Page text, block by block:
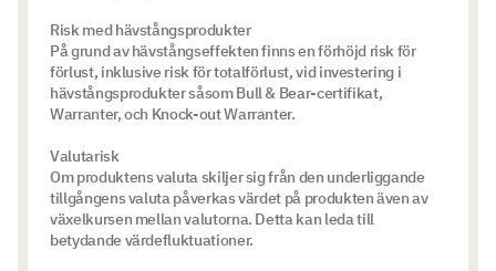
Risk med hävstångsprodukter
På grund av hävstångseffekten finns en förhöjd risk för
förlust, inklusive risk för totalförlust, vid investering i
hävstångsprodukter såsom Bull & Bear-certifikat,
Warranter, och Knock-out Warranter.
Valutarisk
Om produktens valuta skiljer sig från den underliggande
tillgångens valuta påverkas värdet på produkten även av
växelkursen mellan valutorna. Detta kan leda till
betydande värdefluktuationer.